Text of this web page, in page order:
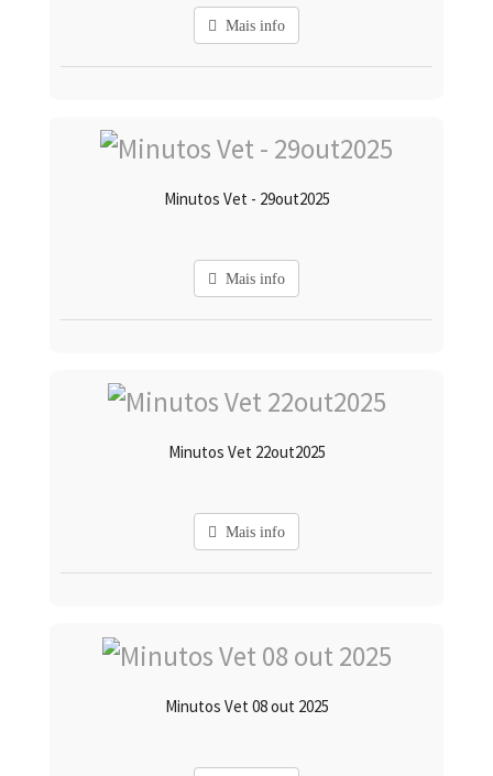
Mais info
Minutos Vet - 29out2025
Mais info
Minutos Vet 22out2025
Mais info
Minutos Vet 08 out 2025